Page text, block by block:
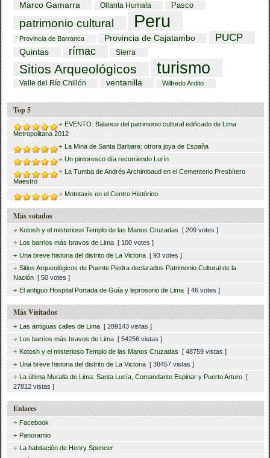
Marco Gamarra Ollanta Humala Pasco
patrimonio cultural Peru
Provincia de Barranca Provincia de Cajatambo PUCP
Quintas rímac Sierra
Sitios Arqueológicos turismo
Valle del Río Chillón ventanilla Wilfredo Ardito
Top 5
EVENTO: Balance del patrimonio cultural edificado de Lima
Metropolitana 2012
La Mina de Santa Barbara: otrora joya de España
Un pintoresco día recorriendo Lurín
La Tumba de Andrés Archimbaud en el Cementerio Presbítero
Maestro
Mototaxis en el Centro Histórico
Más votados
Kotosh y el misterioso Templo de las Manos Cruzadas [ 209 votes ]
Los barrios más bravos de Lima [ 100 votes ]
Una breve historia del distrito de La Victoria [ 93 votes ]
Sitios Arqueológicos de Puente Piedra declarados Patrimonio Cultural de la
Nación [ 50 votes ]
El antiguo Hospital Portada de Guía y leprosorio de Lima [ 46 votes ]
Más Visitados
Las antiguas calles de Lima [ 289143 vistas ]
Los barrios más bravos de Lima [ 54256 vistas ]
Kotosh y el misterioso Templo de las Manos Cruzadas [ 48759 vistas ]
Una breve historia del distrito de La Victoria [ 38457 vistas ]
La última Muralla de Lima: Santa Lucía, Comandante Espinar y Puerto Arturo [
27812 vistas ]
Enlaces
Facebook
Panoramio
La habitación de Henry Spencer